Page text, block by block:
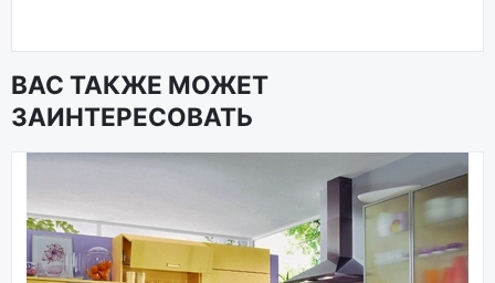
ВАС ТАКЖЕ МОЖЕТ
ЗАИНТЕРЕСОВАТЬ